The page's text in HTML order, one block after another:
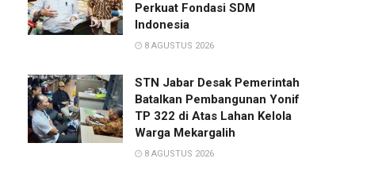
Perkuat Fondasi SDM
Indonesia
8 AGUSTUS 2026
STN Jabar Desak Pemerintah
Batalkan Pembangunan Yonif
TP 322 di Atas Lahan Kelola
Warga Mekargalih
8 AGUSTUS 2026